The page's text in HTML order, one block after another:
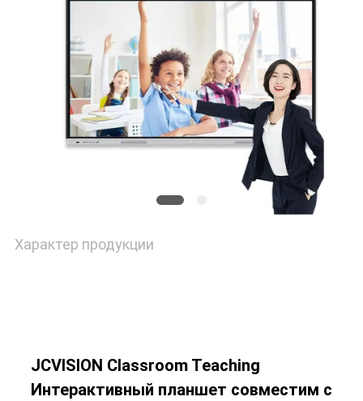
Характер продукции
JCVISION Classroom Teaching
Интерактивный планшет совместим с